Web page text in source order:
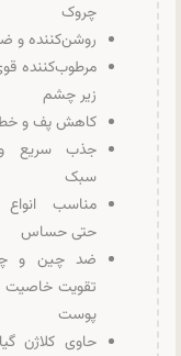
چروک
روشن‌کننده و
مرطوب‌کننده
زیر چشم
کاهش پف و
جذب سریع
سبک
مناسب
حتی حساس
ضد چین و
تقویت خاصیت
پوست
حاوی کلاژن